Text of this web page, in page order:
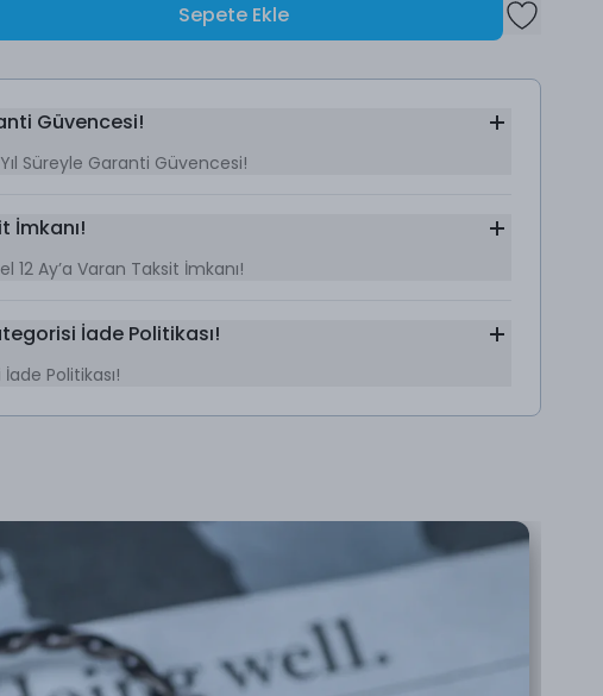
Sepete Ekle
Güvencesi!
Süreyle Garanti Güvencesi!
İmkanı!
12 Ay’a Varan Taksit İmkanı!
İade Politikası!
Politikası!